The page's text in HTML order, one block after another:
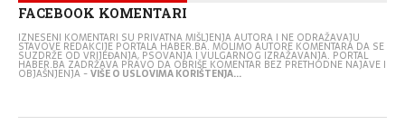
FACEBOOK KOMENTARI
IZNESENI KOMENTARI SU PRIVATNA MIŠLJENJA AUTORA I NE ODRAŽAVAJU
STAVOVE REDAKCIJE PORTALA HABER.BA. MOLIMO AUTORE KOMENTARA DA SE
SUZDRŽE OD VRIJEĐANJA, PSOVANJA I VULGARNOG IZRAŽAVANJA. PORTAL
HABER.BA ZADRŽAVA PRAVO DA OBRIŠE KOMENTAR BEZ PRETHODNE NAJAVE I
OBJAŠNJENJA -VIŠE O USLOVIMA KORIŠTENJA...